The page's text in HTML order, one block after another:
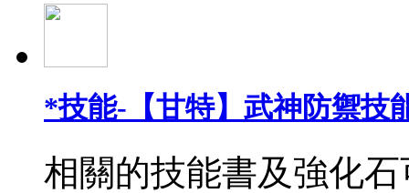
*技能-【甘特】武神防禦技
相關的技能書及強化